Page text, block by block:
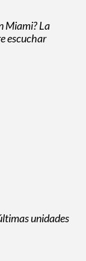
Miami? La
escuchar
unidades